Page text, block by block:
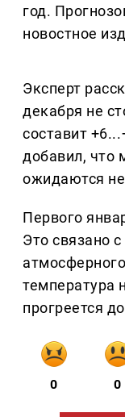
год.
новостное
Эксперт
декабря не
составит
добавил, что
ожидаются
Первого
Это связано
температура
прогреется
0 0